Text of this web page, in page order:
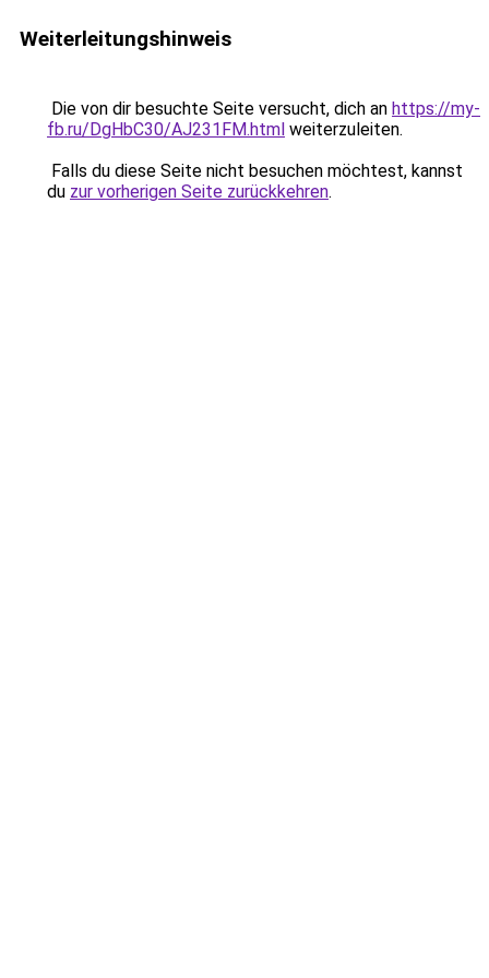
Weiterleitungshinweis
Die von dir besuchte Seite versucht, dich an https://my-
fb.ru/DgHbC30/AJ231FM.html weiterzuleiten.
Falls du diese Seite nicht besuchen möchtest, kannst
du zur vorherigen Seite zurückkehren.